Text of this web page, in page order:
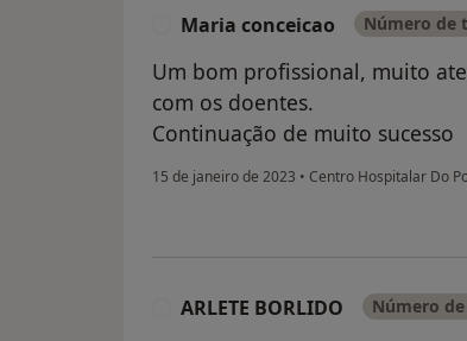
Maria conceicao Número de
Um bom profissional, muito
com os doentes.
Continuação de muito sucesso
15 de janeiro de 2023 • Centro Hospitalar Do
ARLETE BORLIDO Número